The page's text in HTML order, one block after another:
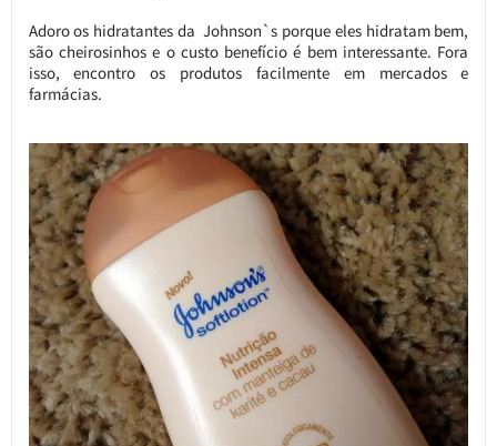
Adoro os hidratantes da Johnson`s porque eles hidratam bem,
são cheirosinhos e o custo benefício é bem interessante. Fora
isso, encontro os produtos facilmente em mercados e
farmácias.